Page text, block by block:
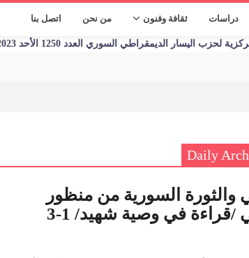
دراسات ثقافة وفنون من نحن اتصل بنا
اليسار الديمقراطي السوري العدد 1250 الأحد 09/01/2023
Daily
والثورة السورية من منظور
في وصية شهيد/ 1-3